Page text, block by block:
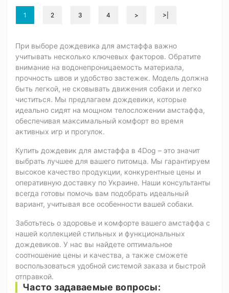
1 2 3 4 > >|
При выборе дождевика для амстаффа важно
учитывать несколько ключевых факторов. Обратите
внимание на водонепроницаемость материала,
прочность швов и удобство застежек. Модель должна
быть легкой, не сковывать движения собаки и легко
чиститься. Мы предлагаем дождевики, которые
идеально сидят на мощном телосложении амстаффа,
обеспечивая максимальный комфорт во время
активных игр и прогулок.
Купить дождевик для амстаффа в 4Dog – это значит
выбрать лучшее для вашего питомца. Мы гарантируем
высокое качество продукции, конкурентные цены и
оперативную доставку по Украине. Наши консультанты
всегда готовы помочь вам подобрать идеальный
вариант, учитывая все особенности вашей собаки.
Заботьтесь о здоровье и комфорте вашего амстаффа с
нашей коллекцией стильных и функциональных
дождевиков. У нас вы найдете оптимальное
соотношение цены и качества, а также сможете
воспользоваться удобной системой заказа и быстрой
отправкой.
Часто задаваемые вопросы: